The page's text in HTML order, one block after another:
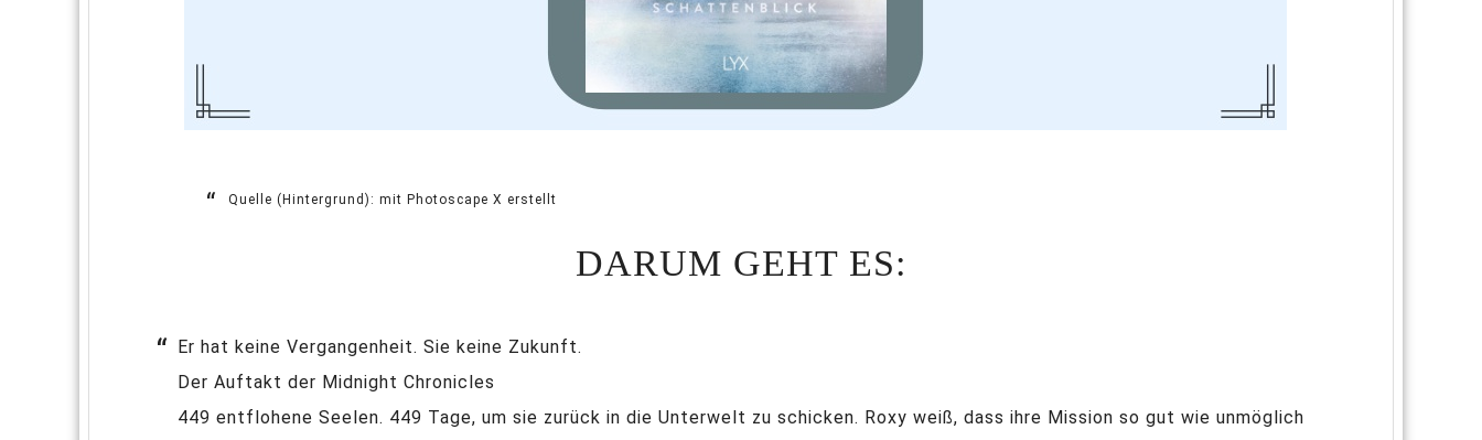
Quelle (Hintergrund): mit Photoscape X erstellt
DARUM GEHT ES:
Er hat keine Vergangenheit. Sie keine Zukunft.
Der Auftakt der Midnight Chronicles
449 entflohene Seelen. 449 Tage, um sie zurück in die Unterwelt zu schicken. Roxy weiß, dass ihre Mission so gut wie unmöglich